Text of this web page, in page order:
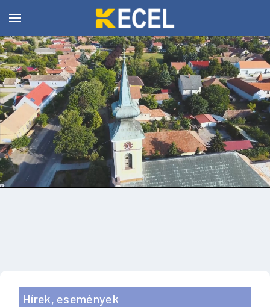
Hírek, események